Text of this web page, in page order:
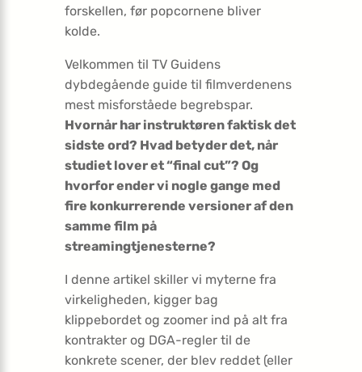
forskellen, før popcornene bliver
kolde.
Velkommen til TV Guidens
dybdegående guide til filmverdenens
mest misforståede begrebspar.
Hvornår har instruktøren faktisk det
sidste ord? Hvad betyder det, når
studiet lover et “final cut”? Og
hvorfor ender vi nogle gange med
fire konkurrerende versioner af den
samme film på
streamingtjenesterne?
I denne artikel skiller vi myterne fra
virkeligheden, kigger bag
klippebordet og zoomer ind på alt fra
kontrakter og DGA-regler til de
konkrete scener, der blev reddet (eller